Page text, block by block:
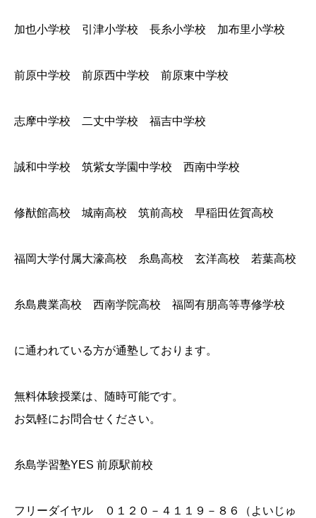
加也小学校 引津小学校 長糸小学校 加布里小学校
前原中学校 前原西中学校 前原東中学校
志摩中学校 二丈中学校 福吉中学校
誠和中学校 筑紫女学園中学校 西南中学校
修猷館高校 城南高校 筑前高校 早稲田佐賀高校
福岡大学付属大濠高校 糸島高校 玄洋高校 若葉高校
糸島農業高校 西南学院高校 福岡有朋高等専修学校
に通われている方が通塾しております。
無料体験授業は、随時可能です。
お気軽にお問合せください。
糸島学習塾YES 前原駅前校
フリーダイヤル ０１２０－４１１９－８６（よいじゅ